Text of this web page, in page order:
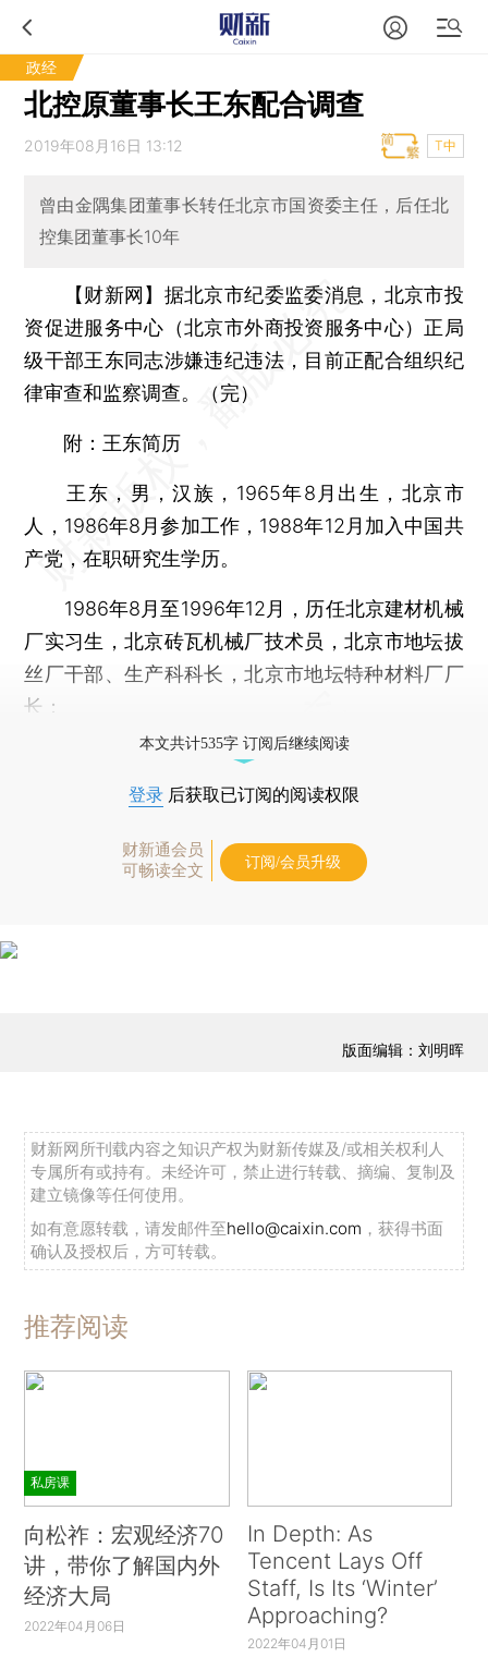
政经
北控原董事长王东配合调查
2019年08月16日 13:12 T中
曾由金隅集团董事长转任北京市国资委主任，后任北
控集团董事长10年
【财新网】 据北京市纪委监委消息，北京市投
资促进服务中心（北京市外商投资服务中心）正局
级干部王东同志涉嫌违纪违法，目前正配合组织纪
律审查和监察调查。（完）
附：王东简历
王东，男，汉族，1965年8月出生，北京市
人，1986年8月参加工作，1988年12月加入中国共
产党，在职研究生学历。
1986年8月至1996年12月，历任北京建材机械
厂实习生，北京砖瓦机械厂技术员，北京市地坛拔
丝厂干部、生产科科长，北京市地坛特种材料厂厂
长；
本文共计535字 订阅后继续阅读
登录 后获取已订阅的阅读权限
财新通会员
可畅读全文
订阅/会员升级
版面编辑：刘明晖
财新网所刊载内容之知识产权为财新传媒及/或相关权利人
专属所有或持有。未经许可，禁止进行转载、摘编、复制及
建立镜像等任何使用。
如有意愿转载，请发邮件至hello@caixin.com ，获得书面
确认及授权后，方可转载。
推荐阅读
私房课
向松祚：宏观经济70
讲，带你了解国内外
经济大局
2022年04月06日
In Depth: As
Tencent Lays Off
Staff, Is Its ‘Winter’
Approaching?
2022年04月01日